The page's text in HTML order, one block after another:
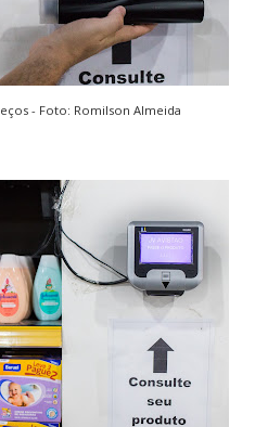
- Foto: Romilson Almeida